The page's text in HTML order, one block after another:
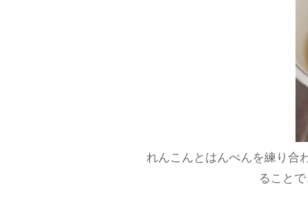
れんこんとはんぺんを練り合
ること